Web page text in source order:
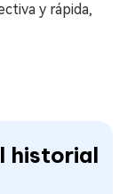
y rápida,
historial